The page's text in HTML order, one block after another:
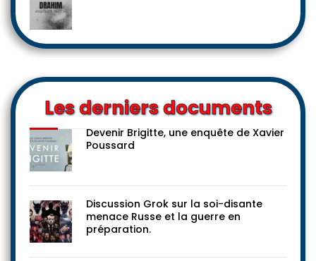
Les derniers documents
Devenir Brigitte, une enquête de Xavier
Poussard
Discussion Grok sur la soi-disante
menace Russe et la guerre en
préparation.